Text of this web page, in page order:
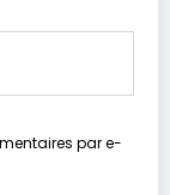
par e-